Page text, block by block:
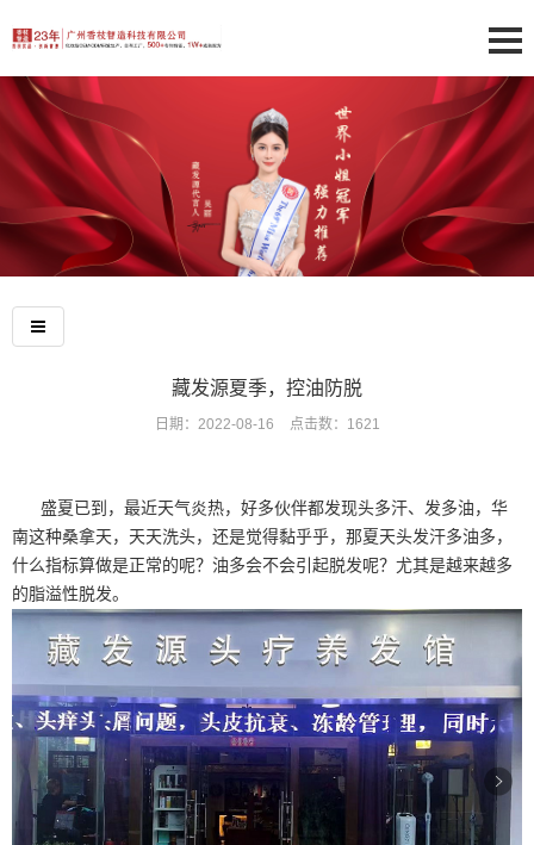
藏发源夏季，控油防脱
日期：2022-08-16 点击数： 1621
盛夏已到，最近天气炎热，好多伙伴都发现头多汗、发多油，华
南这种桑拿天，天天洗头，还是觉得黏乎乎，那夏天头发汗多油多，
什么指标算做是正常的呢？油多会不会引起脱发呢？尤其是越来越多
的脂溢性脱发。